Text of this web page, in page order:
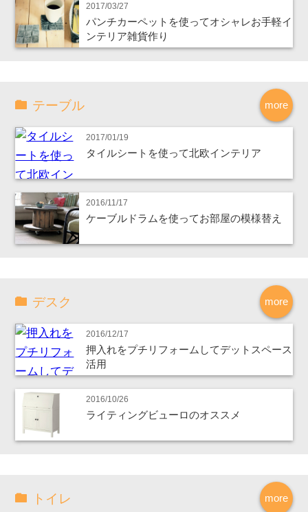
2017/03/27
パンチカーペットを使ってオシャレお手軽イ
ンテリア雑貨作り
more
テーブル
2017/01/19
タイルシートを使って北欧インテリア
2016/11/17
ケーブルドラムを使ってお部屋の模様替え
more
デスク
2016/12/17
押入れをプチリフォームしてデットスペース
活用
2016/10/26
ライティングビューロのオススメ
more
トイレ